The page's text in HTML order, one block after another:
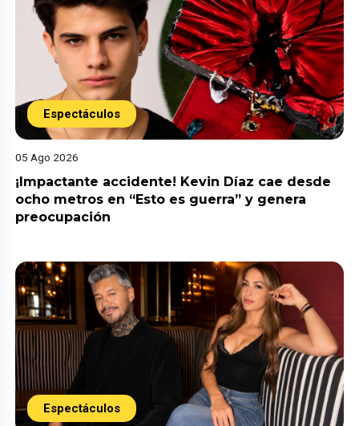
Espectáculos
05 Ago 2026
¡Impactante accidente! Kevin Díaz cae desde
ocho metros en “Esto es guerra” y genera
preocupación
Espectáculos